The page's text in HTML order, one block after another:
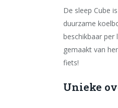
De sleep Cube
duurzame
beschikbaar
gemaakt van
fiets!
Unieke